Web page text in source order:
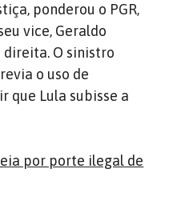
ponderou o PGR,
vice, Geraldo
O sinistro
o uso de
que Lula subisse a
por porte ilegal de